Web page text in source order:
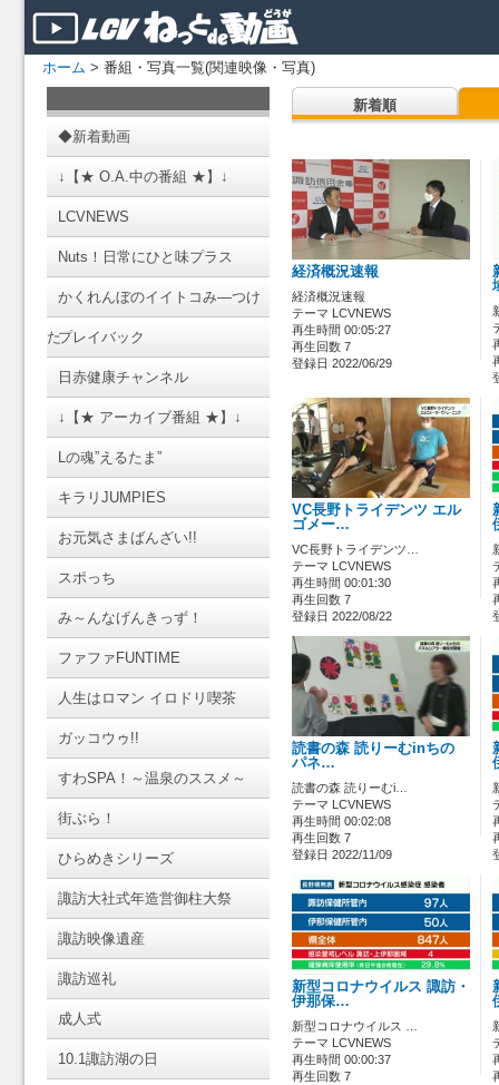
ホーム > 番組・写真一覧(関連映像・写真)
◆新着動画
↓【★ O.A.中の番組 ★】↓
LCVNEWS
Nuts！日常にひと味プラス
かくれんぼのイイトコみ―つけ
たプレイバック
日赤健康チャンネル
↓【★ アーカイブ番組 ★】↓
Lの魂”えるたま”
キラリJUMPIES
お元気さまばんざい!!
スポっち
み～んなげんきっず！
ファファFUNTIME
人生はロマン イロドリ喫茶
ガッコウゥ!!
すわSPA！～温泉のススメ～
街ぶら！
ひらめきシリーズ
諏訪大社式年造営御柱大祭
諏訪映像遺産
諏訪巡礼
成人式
10.1諏訪湖の日
新着順
経済概況速報
経済概況速報
テーマ LCVNEWS
再生時間 00:05:27
再生回数 7
登録日 2022/06/29
VC長野トライデンツ エル
ゴメー…
VC長野トライデンツ…
テーマ LCVNEWS
再生時間 00:01:30
再生回数 7
登録日 2022/08/22
読書の森 読りーむinちの
パネ…
読書の森 読りーむi…
テーマ LCVNEWS
再生時間 00:02:08
再生回数 7
登録日 2022/11/09
新型コロナウイルス 諏訪・
伊那保…
新型コロナウイルス …
テーマ LCVNEWS
再生時間 00:00:37
再生回数 7